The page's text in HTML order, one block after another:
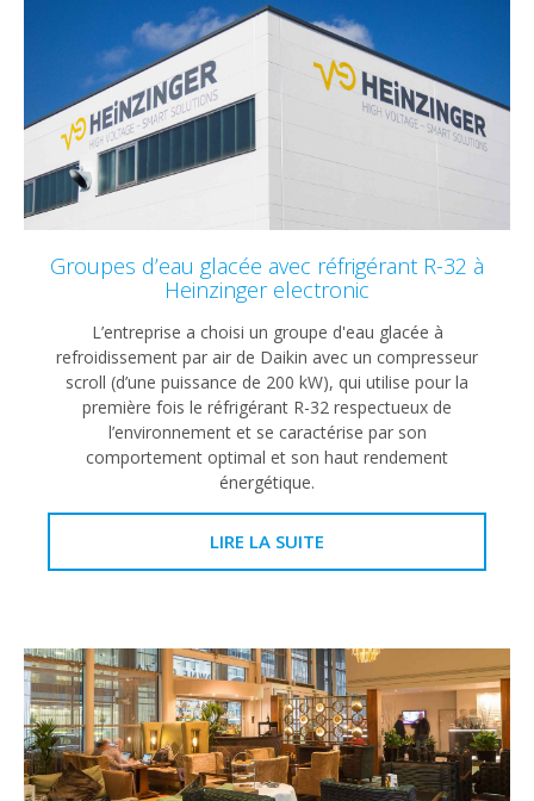
Groupes d’eau glacée avec réfrigérant R-32 à
Heinzinger electronic
L’entreprise a choisi un groupe d'eau glacée à
refroidissement par air de Daikin avec un compresseur
scroll (d’une puissance de 200 kW), qui utilise pour la
première fois le réfrigérant R-32 respectueux de
l’environnement et se caractérise par son
comportement optimal et son haut rendement
énergétique.
LIRE LA SUITE